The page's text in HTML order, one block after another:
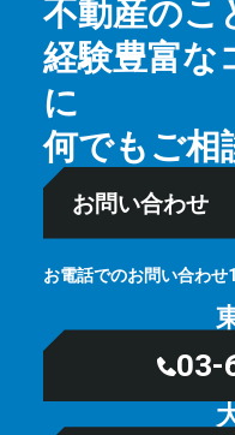
不動産のこ
経験豊富な
に
何でもご相
お問い合わせ
お電話でのお問い合わせ
03-